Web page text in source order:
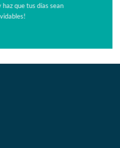
que tus días sean